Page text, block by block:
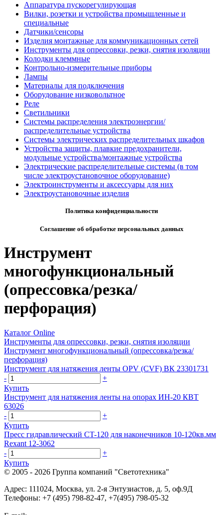
Аппаратура пускорегулирующая
Вилки, розетки и устройства промышленные и
специальные
Датчики/сенсоры
Изделия монтажные для коммуникационных сетей
Инструменты для опрессовки, резки, снятия изоляции
Колодки клеммные
Контрольно-измерительные приборы
Лампы
Материалы для подключения
Оборудование низковольтное
Реле
Светильники
Системы распределения электроэнергии/
распределительные устройства
Системы электрических распределительных шкафов
Устройства защиты, плавкие предохранители,
модульные устройства/монтажные устройства
Электрические распределительные системы (в том
числе электроустановочное оборудование)
Электроинструменты и аксессуары для них
Электроустановочные изделия
Политика конфиденциальности
Соглашение об обработке персональных данных
Инструмент
многофункциональный
(опрессовка/резка/
перфорация)
Каталог Online
Инструменты для опрессовки, резки, снятия изоляции
Инструмент многофункциональный (опрессовка/резка/
перфорация)
Инструмент для натяжения ленты OPV (CVF) ВК 23301731
-
+
Купить
Инструмент для натяжения ленты на опорах ИН-20 КВТ
63026
-
+
Купить
Пресс гидравлический CT-120 для наконечников 10-120кв.мм
Rexant 12-3062
-
+
Купить
© 2005 - 2026 Группа компаний "Светотехника"
Адрес: 111024, Москва, ул. 2-я Энтузиастов, д. 5, оф.9Д
Телефоны: +7 (495) 798-82-47, +7(495) 798-05-32